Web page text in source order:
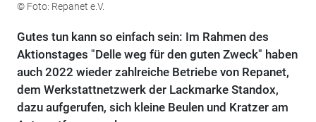
© Foto: Repanet e.V.
Gutes tun kann so einfach sein: Im Rahmen des
Aktionstages "Delle weg für den guten Zweck" haben
auch 2022 wieder zahlreiche Betriebe von Repanet,
dem Werkstattnetzwerk der Lackmarke Standox,
dazu aufgerufen, sich kleine Beulen und Kratzer am